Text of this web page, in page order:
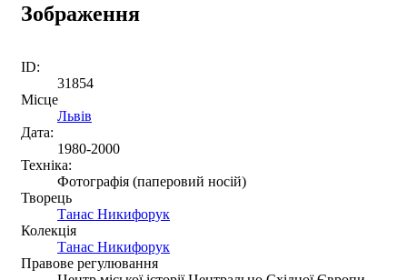
Зображення
ID:
31854
Місце
Львів
Дата:
1980-2000
Техніка:
Фотографія (паперовий носій)
Творець
Танас Никифорук
Колекція
Танас Никифорук
Правове регулювання